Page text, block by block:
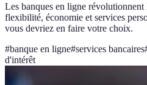
Les banques en ligne
flexibilité, économie et services
vous devriez en faire votre choix.
#banque en ligne#services bancaires
d'intérêt